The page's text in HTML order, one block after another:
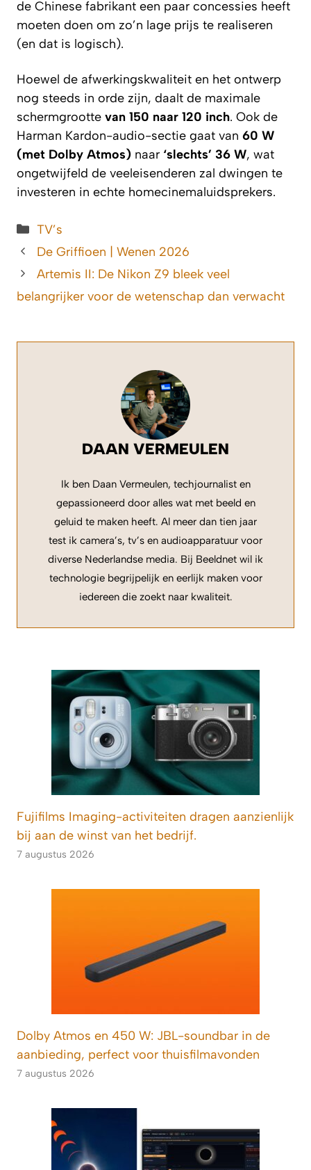
de Chinese fabrikant een paar concessies heeft
moeten doen om zo’n lage prijs te realiseren
(en dat is logisch).
Hoewel de afwerkingskwaliteit en het ontwerp
nog steeds in orde zijn, daalt de maximale
schermgrootte van 150 naar 120 inch. Ook de
Harman Kardon-audio-sectie gaat van 60 W
(met Dolby Atmos) naar ‘slechts’ 36 W, wat
ongetwijfeld de veeleisenderen zal dwingen te
investeren in echte homecinemaluidsprekers.
Categorieën
TV’s
De Griffioen | Wenen 2026
Artemis II: De Nikon Z9 bleek veel
belangrijker voor de wetenschap dan verwacht
DAAN VERMEULEN
Ik ben Daan Vermeulen, techjournalist en
gepassioneerd door alles wat met beeld en
geluid te maken heeft. Al meer dan tien jaar
test ik camera’s, tv’s en audioapparatuur voor
diverse Nederlandse media. Bij Beeldnet wil ik
technologie begrijpelijk en eerlijk maken voor
iedereen die zoekt naar kwaliteit.
Fujifilms Imaging-activiteiten dragen aanzienlijk
bij aan de winst van het bedrijf.
7 augustus 2026
Dolby Atmos en 450 W: JBL-soundbar in de
aanbieding, perfect voor thuisfilmavonden
7 augustus 2026